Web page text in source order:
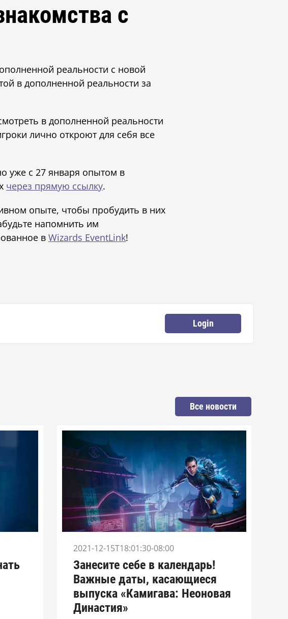
с
реальности с новой
в дополненной реальности за
в дополненной реальности
лично откроют для себя все
уже с 27 января опытом в
через прямую ссылку.
опыте, чтобы пробудить в них
напомнить им
в Wizards EventLink!
Login
Все новости
2021-12-15T18:01:30-08:00
Занесите себе в календарь!
Важные даты, касающиеся
выпуска «Камигава: Неоновая
Династия»